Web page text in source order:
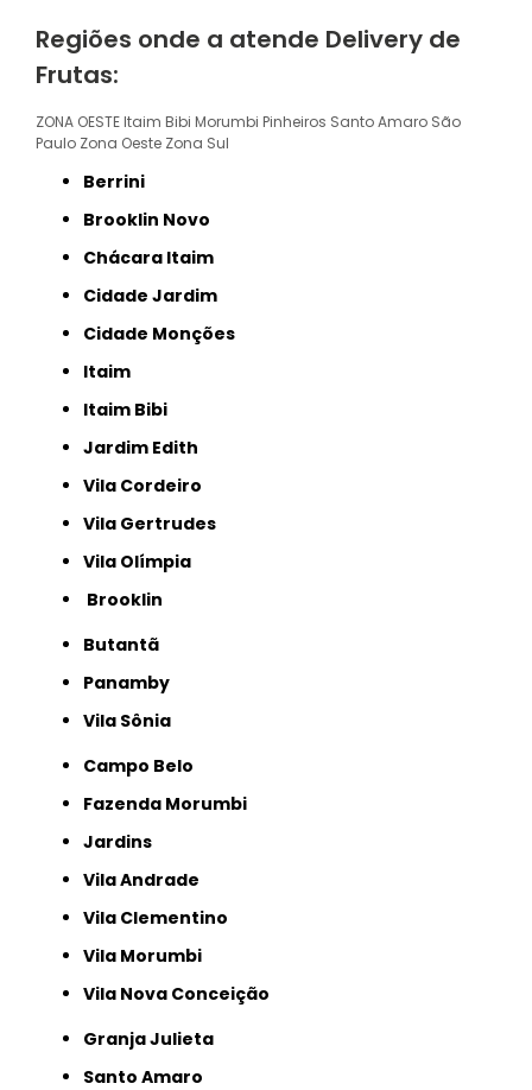
Regiões onde a atende Delivery de
Frutas:
ZONA OESTE Itaim Bibi Morumbi Pinheiros Santo Amaro São
Paulo Zona Oeste Zona Sul
Berrini
Brooklin Novo
Chácara Itaim
Cidade Jardim
Cidade Monções
Itaim
Itaim Bibi
Jardim Edith
Vila Cordeiro
Vila Gertrudes
Vila Olímpia
Brooklin
Butantã
Panamby
Vila Sônia
Campo Belo
Fazenda Morumbi
Jardins
Vila Andrade
Vila Clementino
Vila Morumbi
Vila Nova Conceição
Granja Julieta
Santo Amaro